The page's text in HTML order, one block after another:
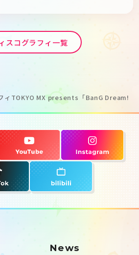
スコグラフィ一覧
ィ TOKYO MX presents「BanG Dream!
News